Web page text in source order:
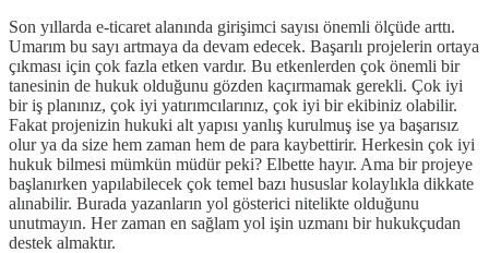
Son yıllarda e-ticaret alanında girişimci sayısı önemli ölçüde arttı.
Umarım bu sayı artmaya da devam edecek. Başarılı projelerin ortaya
çıkması için çok fazla etken vardır. Bu etkenlerden çok önemli bir
tanesinin de hukuk olduğunu gözden kaçırmamak gerekli. Çok iyi
bir iş planınız, çok iyi yatırımcılarınız, çok iyi bir ekibiniz olabilir.
Fakat projenizin hukuki alt yapısı yanlış kurulmuş ise ya başarısız
olur ya da size hem zaman hem de para kaybettirir. Herkesin çok iyi
hukuk bilmesi mümkün müdür peki? Elbette hayır. Ama bir projeye
başlanırken yapılabilecek çok temel bazı hususlar kolaylıkla dikkate
alınabilir. Burada yazanların yol gösterici nitelikte olduğunu
unutmayın. Her zaman en sağlam yol işin uzmanı bir hukukçudan
destek almaktır.